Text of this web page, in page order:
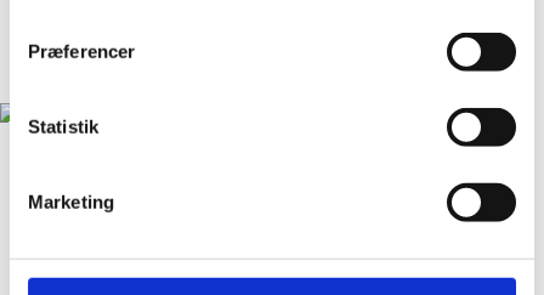
Præferencer
Statistik
Marketing
GDPR
+45 31 38 24 04